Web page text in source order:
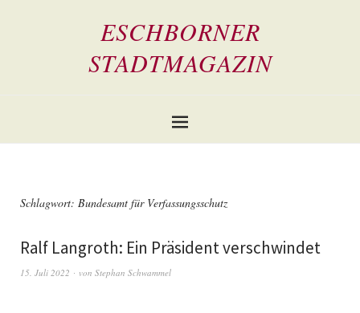
ESCHBORNER
STADTMAGAZIN
Schlagwort: Bundesamt für Verfassungsschutz
Ralf Langroth: Ein Präsident verschwindet
15. Juli 2022 von Stephan Schwammel